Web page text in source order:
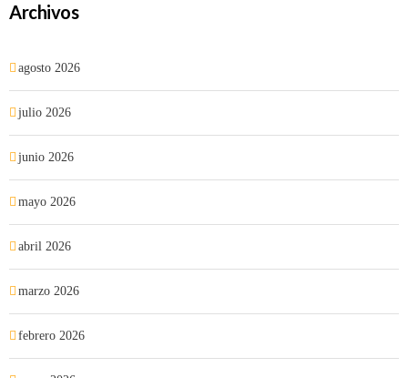
Archivos
agosto 2026
julio 2026
junio 2026
mayo 2026
abril 2026
marzo 2026
febrero 2026